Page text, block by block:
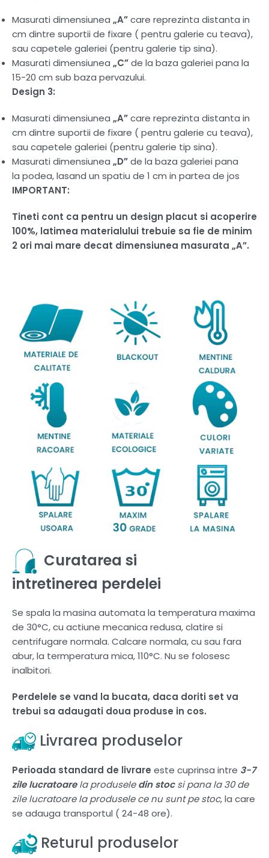
Masurati dimensiunea „A”care reprezinta distanta in
cm dintre suportii de fixare ( pentru galerie cu teava),
sau capetele galeriei (pentru galerie tip sina).
Masurati dimensiunea „C”de la baza galeriei pana la
15-20 cm sub baza pervazului.
Design 3:
Masurati dimensiunea „A”care reprezinta distanta in
cm dintre suportii de fixare ( pentru galerie cu teava),
sau capetele galeriei (pentru galerie tip sina).
Masurati dimensiunea „D”de la baza galeriei pana
la podea, lasand un spatiu de 1 cm in partea de jos
IMPORTANT:
Tineti cont ca pentru un design placut si acoperire
100%, latimea materialului trebuie sa fie de minim
2 ori mai mare decat dimensiunea masurata „A”.
Curatarea si
intretinerea perdelei
Se spala la masina automata la temperatura maxima
de 30°C, cu actiune mecanica redusa, clatire si
centrifugare normala. Calcare normala, cu sau fara
abur, la termperatura mica, 110°C. Nu se folosesc
inalbitori.
Perdelele se vand la bucata, daca doriti set va
trebui sa adaugati doua produse in cos.
Livrarea produselor
Perioada standard de livrare este cuprinsa intre 3-7
zile lucratoarela produseledin stocsi pana la 30 de
zile lucratoare la produsele ce nu sunt pe stoc, la care
se adauga transportul ( 24-48 ore).
Returul produselor